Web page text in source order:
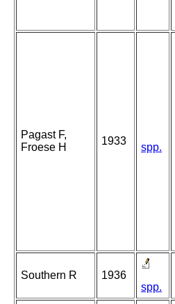
Pagast F,
Froese H
1933
spp.
Southern R
1936
spp.